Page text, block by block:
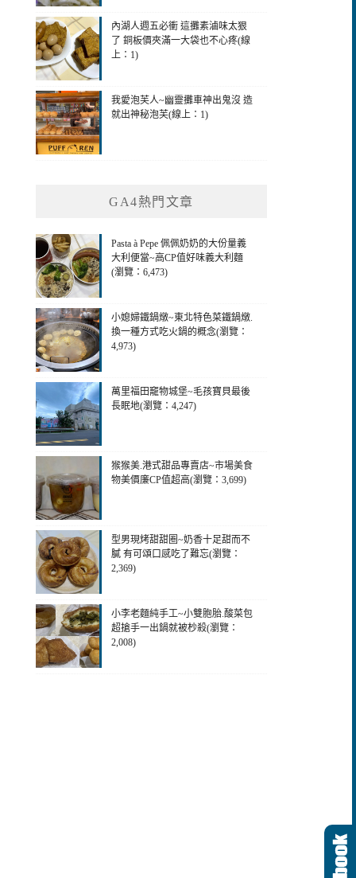
內湖人週五必衝 這攤素滷味太狠
了 銅板價夾滿一大袋也不心疼(線
上：1)
我愛泡芙人~幽靈攤車神出鬼沒 造
就出神秘泡芙(線上：1)
GA4熱門文章
Pasta à Pepe 佩佩奶奶的大份量義
大利便當~高CP值好味義大利麵
(瀏覽：6,473)
小媳婦鐵鍋燉~東北特色菜鐵鍋燉.
換一種方式吃火鍋的概念(瀏覽：
4,973)
萬里福田竉物城堡~毛孩寶貝最後
長眠地(瀏覽：4,247)
猴猴美.港式甜品專賣店~市場美食
物美價廉CP值超高(瀏覽：3,699)
型男現烤甜甜圈~奶香十足甜而不
膩 有可頌口感吃了難忘(瀏覽：
2,369)
小李老麵純手工~小雙胞胎.酸菜包
超搶手一出鍋就被杪殺(瀏覽：
2,008)